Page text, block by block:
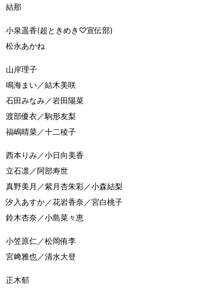
結那
小泉遥香(超ときめき♡宣伝部)
松永あかね
山岸理子
鳴海まい／結木美咲
石田みなみ／岩田陽菜
渡部優衣／駒形友梨
福嶋晴菜／十二稜子
西本りみ／小日向美香
立石凛／阿部寿世
真野美月／紫月杏朱彩／小森結梨
汐入あすか／花岩香奈／宮白桃子
鈴木杏奈／小島菜々恵
小笠原仁／松岡侑李
宮﨑雅也／清水大登
正木郁